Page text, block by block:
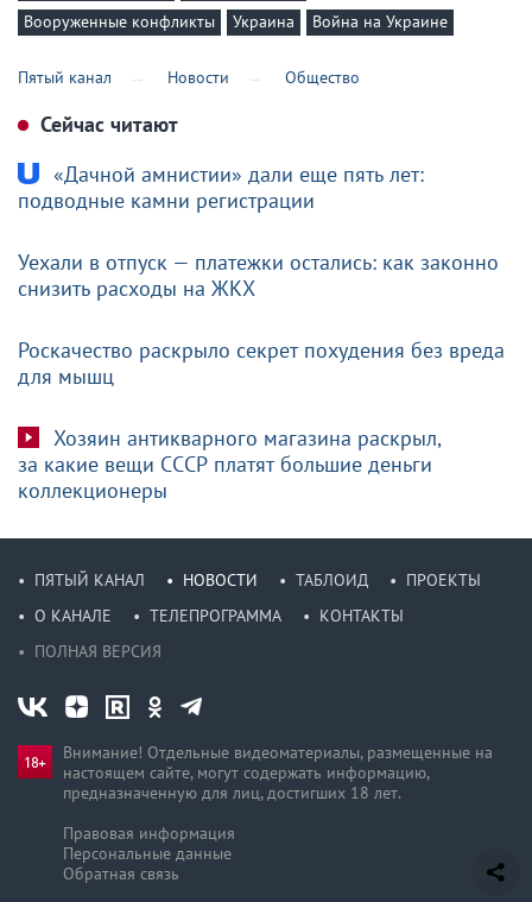
Вооруженные конфликты
Украина Война на Украине
Пятый канал Новости Общество
Сейчас читают
«Дачной амнистии» дали еще пять лет:
подводные камни регистрации
Уехали в отпуск — платежки остались: как законно
снизить расходы на ЖКХ
Роскачество раскрыло секрет похудения без вреда
для мышц
Хозяин антикварного магазина раскрыл,
за какие вещи СССР платят большие деньги
коллекционеры
ПЯТЫЙ КАНАЛ НОВОСТИ ТАБЛОИД
ПРОЕКТЫ
О КАНАЛЕ
ТЕЛЕПРОГРАММА
КОНТАКТЫ
ПОЛНАЯ ВЕРСИЯ
Внимание! Отдельные видеоматериалы, размещенные на
настоящем сайте, могут содержать информацию,
предназначен­ную для лиц, достигших 18 лет.
Правовая информация
Персональные данные
Обратная связь